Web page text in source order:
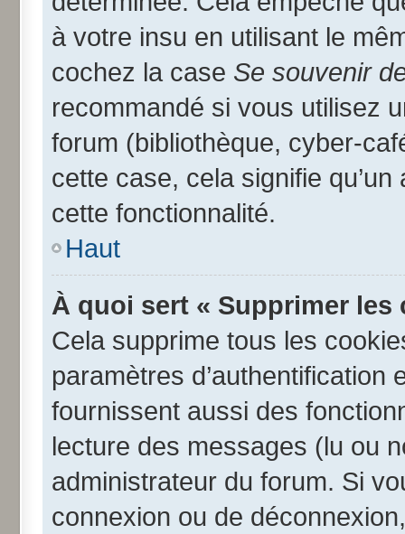
à votre insu en utilisant le
cochez la case Se souvenir
recommandé si vous utilisez
forum (bibliothèque, cyber-
cette case, cela signifie
cette fonctionnalité.
Haut
À quoi sert « Supprimer
Cela supprime tous les
paramètres
fournissent aussi des
lecture des messages (lu ou
administrateur du forum. Si
connexion ou de